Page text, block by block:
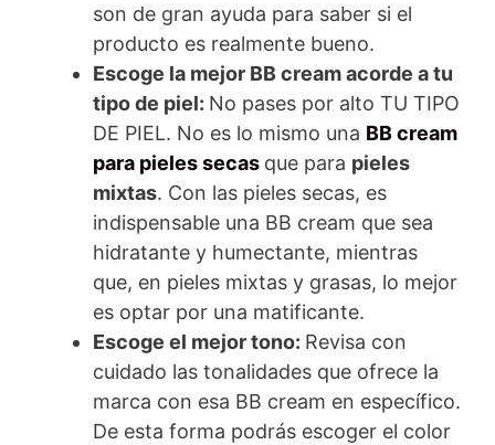
son de gran ayuda para saber si el
producto es realmente bueno.
Escoge la mejor BB cream acorde a tu
tipo de piel: No pases por alto TU TIPO
DE PIEL. No es lo mismo una BB cream
para pieles secas que para pieles
mixtas. Con las pieles secas, es
indispensable una BB cream que sea
hidratante y humectante, mientras
que, en pieles mixtas y grasas, lo mejor
es optar por una matificante.
Escoge el mejor tono: Revisa con
cuidado las tonalidades que ofrece la
marca con esa BB cream en específico.
De esta forma podrás escoger el color